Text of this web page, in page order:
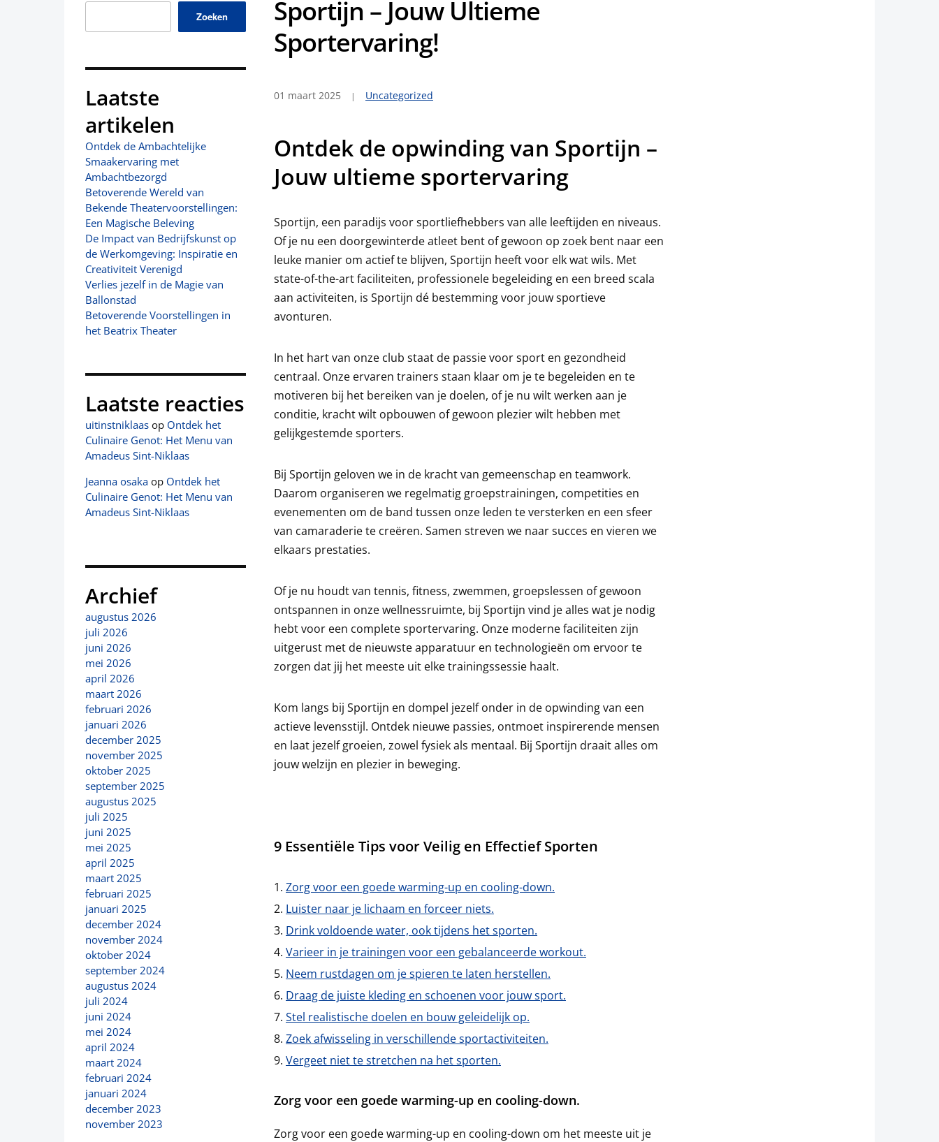
Zoeken
Laatste
artikelen
Ontdek de Ambachtelijke
Smaakervaring met
Ambachtbezorgd
Betoverende Wereld van
Bekende Theatervoorstellingen:
Een Magische Beleving
De Impact van Bedrijfskunst op
de Werkomgeving: Inspiratie en
Creativiteit Verenigd
Verlies jezelf in de Magie van
Ballonstad
Betoverende Voorstellingen in
het Beatrix Theater
Laatste reacties
uitinstniklaas op Ontdek het
Culinaire Genot: Het Menu van
Amadeus Sint-Niklaas
Jeanna osaka op Ontdek het
Culinaire Genot: Het Menu van
Amadeus Sint-Niklaas
Archief
augustus 2026
juli 2026
juni 2026
mei 2026
april 2026
maart 2026
februari 2026
januari 2026
december 2025
november 2025
oktober 2025
september 2025
augustus 2025
juli 2025
juni 2025
mei 2025
april 2025
maart 2025
februari 2025
januari 2025
december 2024
november 2024
oktober 2024
september 2024
augustus 2024
juli 2024
juni 2024
mei 2024
april 2024
maart 2024
februari 2024
januari 2024
december 2023
november 2023
Sportijn – Jouw Ultieme
Sportervaring!
01 maart 2025 Uncategorized
Ontdek de opwinding van Sportijn –
Jouw ultieme sportervaring
Sportijn, een paradijs voor sportliefhebbers van alle leeftijden en niveaus.
Of je nu een doorgewinterde atleet bent of gewoon op zoek bent naar een
leuke manier om actief te blijven, Sportijn heeft voor elk wat wils. Met
state-of-the-art faciliteiten, professionele begeleiding en een breed scala
aan activiteiten, is Sportijn dé bestemming voor jouw sportieve
avonturen.
In het hart van onze club staat de passie voor sport en gezondheid
centraal. Onze ervaren trainers staan klaar om je te begeleiden en te
motiveren bij het bereiken van je doelen, of je nu wilt werken aan je
conditie, kracht wilt opbouwen of gewoon plezier wilt hebben met
gelijkgestemde sporters.
Bij Sportijn geloven we in de kracht van gemeenschap en teamwork.
Daarom organiseren we regelmatig groepstrainingen, competities en
evenementen om de band tussen onze leden te versterken en een sfeer
van camaraderie te creëren. Samen streven we naar succes en vieren we
elkaars prestaties.
Of je nu houdt van tennis, fitness, zwemmen, groepslessen of gewoon
ontspannen in onze wellnessruimte, bij Sportijn vind je alles wat je nodig
hebt voor een complete sportervaring. Onze moderne faciliteiten zijn
uitgerust met de nieuwste apparatuur en technologieën om ervoor te
zorgen dat jij het meeste uit elke trainingssessie haalt.
Kom langs bij Sportijn en dompel jezelf onder in de opwinding van een
actieve levensstijl. Ontdek nieuwe passies, ontmoet inspirerende mensen
en laat jezelf groeien, zowel fysiek als mentaal. Bij Sportijn draait alles om
jouw welzijn en plezier in beweging.
9 Essentiële Tips voor Veilig en Effectief Sporten
Zorg voor een goede warming-up en cooling-down.
Luister naar je lichaam en forceer niets.
Drink voldoende water, ook tijdens het sporten.
Varieer in je trainingen voor een gebalanceerde workout.
Neem rustdagen om je spieren te laten herstellen.
Draag de juiste kleding en schoenen voor jouw sport.
Stel realistische doelen en bouw geleidelijk op.
Zoek afwisseling in verschillende sportactiviteiten.
Vergeet niet te stretchen na het sporten.
Zorg voor een goede warming-up en cooling-down.
Zorg voor een goede warming-up en cooling-down om het meeste uit je